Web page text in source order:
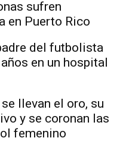
sufren
en Puerto Rico
del futbolista
en un hospital
llevan el oro, su
y se coronan las
femenino